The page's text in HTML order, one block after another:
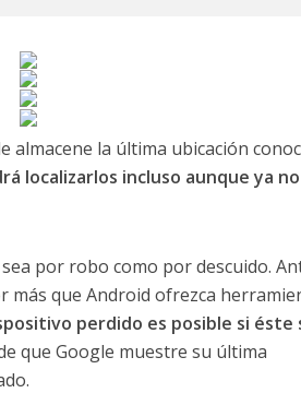
la última ubicación
localizarlos incluso aunque ya no
por robo como por descuido.
más que Android ofrezca
perdido es posible si éste
que Google muestre su última